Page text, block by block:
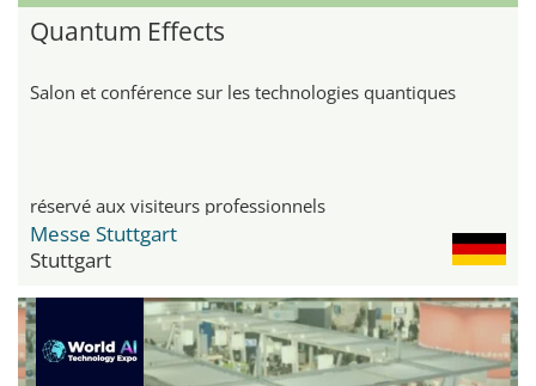
Quantum Effects
Salon et conférence sur les technologies quantiques
réservé aux visiteurs professionnels
Messe Stuttgart
Stuttgart